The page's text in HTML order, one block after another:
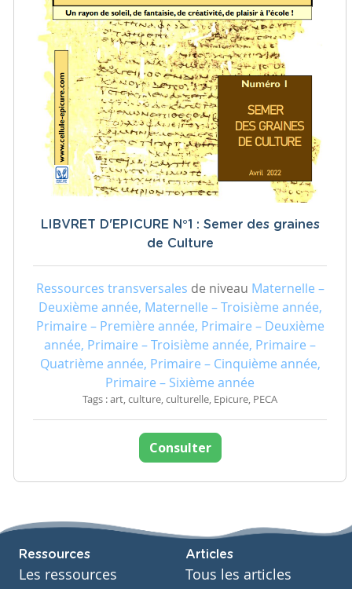
LIBVRET D'EPICURE N°1 : Semer des graines
de Culture
Ressources transversales de niveau Maternelle –
Deuxième année, Maternelle – Troisième année,
Primaire – Première année, Primaire – Deuxième
année, Primaire – Troisième année, Primaire –
Quatrième année, Primaire – Cinquième année,
Primaire – Sixième année
Tags : art, culture, culturelle, Epicure, PECA
Consulter
Ressources
Les ressources
Articles
Tous les articles